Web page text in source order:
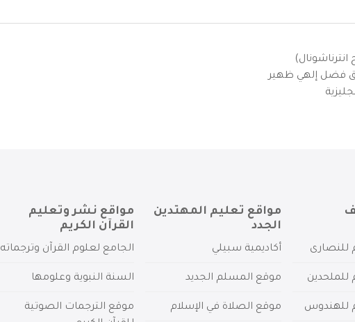
فضل إلهي ظهير
للنصارى
للملحدين
للهندوس
مواقع تعليم المهتدين
الجدد
أكاديمية سبيلي
موقع المسلم الجديد
موقع الصلاة في الإسلام
مواقع نشر وتعليم
القرآن الكريم
الجامع لعلوم القرآن وترجماته
السنة النبوية وعلومها
موقع الترجمات الصوتية